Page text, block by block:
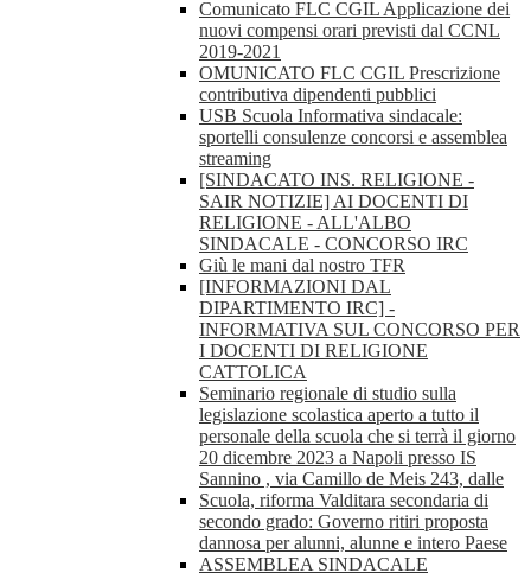
Comunicato FLC CGIL Applicazione dei
nuovi compensi orari previsti dal CCNL
2019-2021
OMUNICATO FLC CGIL Prescrizione
contributiva dipendenti pubblici
USB Scuola Informativa sindacale:
sportelli consulenze concorsi e assemblea
streaming
[SINDACATO INS. RELIGIONE -
SAIR NOTIZIE] AI DOCENTI DI
RELIGIONE - ALL'ALBO
SINDACALE - CONCORSO IRC
Giù le mani dal nostro TFR
[INFORMAZIONI DAL
DIPARTIMENTO IRC] -
INFORMATIVA SUL CONCORSO PER
I DOCENTI DI RELIGIONE
CATTOLICA
Seminario regionale di studio sulla
legislazione scolastica aperto a tutto il
personale della scuola che si terrà il giorno
20 dicembre 2023 a Napoli presso IS
Sannino , via Camillo de Meis 243, dalle
Scuola, riforma Valditara secondaria di
secondo grado: Governo ritiri proposta
dannosa per alunni, alunne e intero Paese
ASSEMBLEA SINDACALE